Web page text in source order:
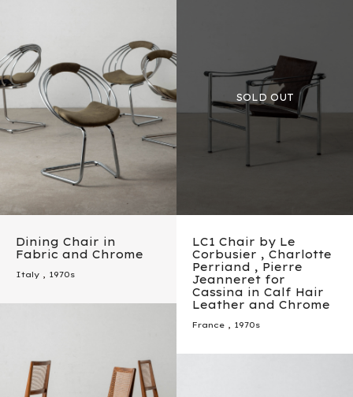
Dining Chair in
Fabric and Chrome
Italy , 1970s
LC1 Chair by Le
Corbusier , Charlotte
Perriand , Pierre
Jeanneret for
Cassina in Calf Hair
Leather and Chrome
France , 1970s